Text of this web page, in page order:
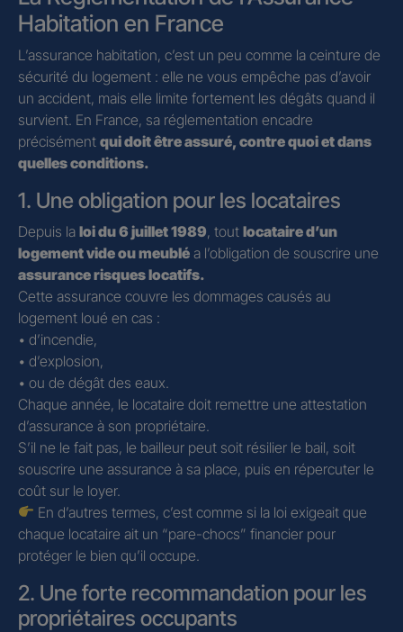
Habitation en France
L’assurance habitation, c’est un peu comme la ceinture de
sécurité du logement : elle ne vous empêche pas d’avoir
un accident, mais elle limite fortement les dégâts quand il
survient. En France, sa réglementation encadre
précisément qui doit être assuré, contre quoi et dans
quelles conditions.
1. Une obligation pour les locataires
Depuis la loi du 6 juillet 1989, tout locataire d’un
logement vide ou meublé a l’obligation de souscrire une
assurance risques locatifs.
Cette assurance couvre les dommages causés au
logement loué en cas :
• d’incendie,
• d’explosion,
• ou de dégât des eaux.
Chaque année, le locataire doit remettre une attestation
d’assurance à son propriétaire.
S’il ne le fait pas, le bailleur peut soit résilier le bail, soit
souscrire une assurance à sa place, puis en répercuter le
coût sur le loyer.
En d’autres termes, c’est comme si la loi exigeait que
chaque locataire ait un “pare-chocs” financier pour
protéger le bien qu’il occupe.
2. Une forte recommandation pour les
propriétaires occupants